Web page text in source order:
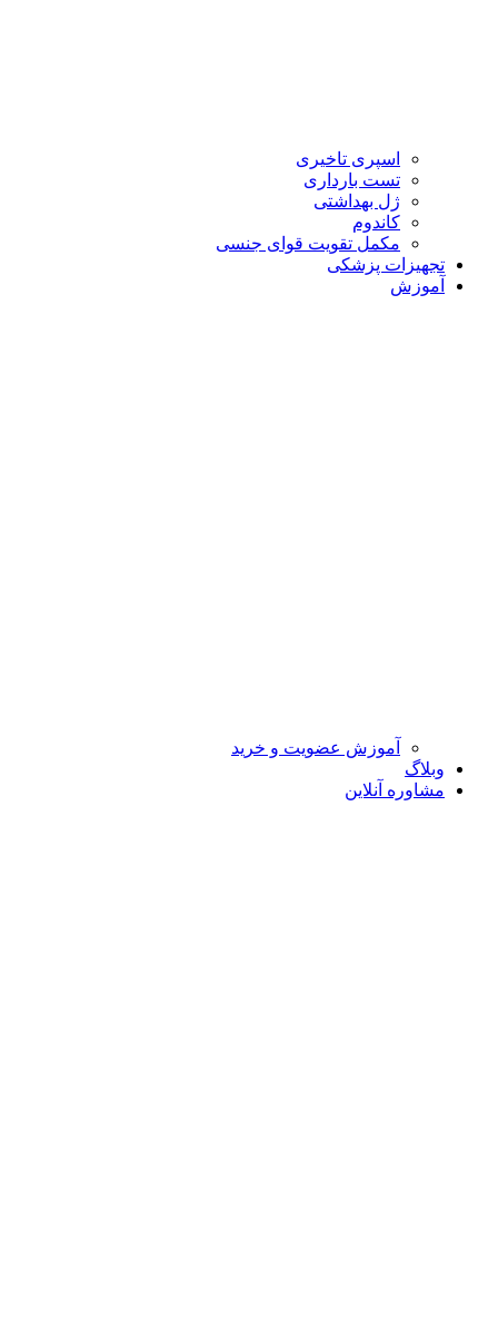
اسپری تاخیری
تست بارداری
ژل بهداشتی
کاندوم
مکمل تقویت قوای جنسی
تجهیزات پزشکی
آموزش
آموزش عضویت و خرید
وبلاگ
مشاوره آنلاین